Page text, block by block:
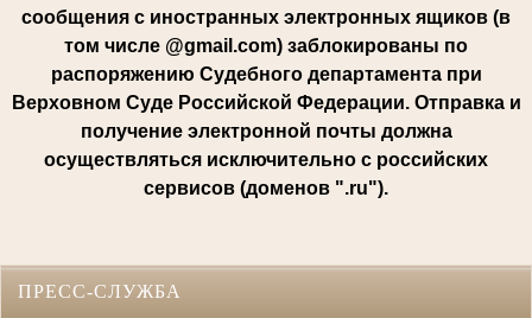
сообщения с иностранных электронных ящиков (в
том числе @gmail.com) заблокированы по
распоряжению Судебного департамента при
Верховном Суде Российской Федерации. Отправка и
получение электронной почты должна
осуществляться исключительно с российских
сервисов (доменов ".ru").
ПРЕСС-СЛУЖБА